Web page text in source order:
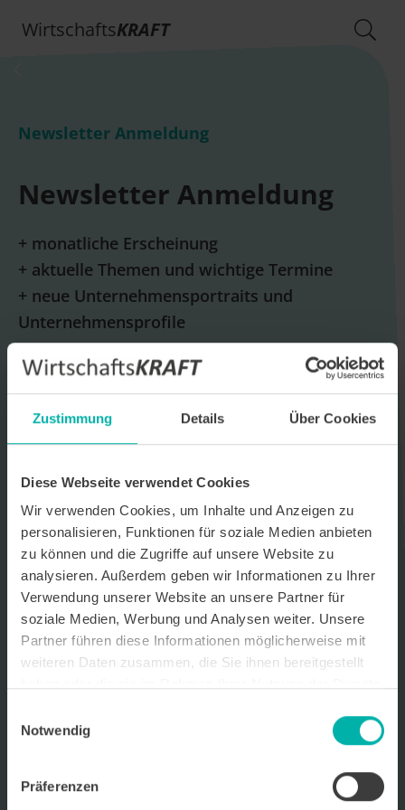
Zustimmung Details Über Cookies
Diese Webseite verwendet Cookies
Wir verwenden Cookies, um Inhalte und Anzeigen zu
personalisieren, Funktionen für soziale Medien anbieten
zu können und die Zugriffe auf unsere Website zu
analysieren. Außerdem geben wir Informationen zu Ihrer
Verwendung unserer Website an unsere Partner für
soziale Medien, Werbung und Analysen weiter. Unsere
Partner führen diese Informationen möglicherweise mit
weiteren Daten zusammen, die Sie ihnen bereitgestellt
Notwendig
Präferenzen
WirtschaftsKRAFT
Newsletter Anmeldung
Newsletter Anmeldung
+ monatliche Erscheinung
+ aktuelle Themen und wichtige Termine
+ neue Unternehmensportraits und
Unternehmensprofile
E-Mail *
WirtschaftsKRAFT der INFO - Das Magazin Pforzheim GmbH
erhalte. Um die Inhalte des Newsletters besser auf meine
persönlichen Interessen auszurichten, stimme ich außerdem zu,
hierfür mein personenbezogenes Nutzungsverhalten des
Newsletters zu erfassen und auszuwerten. Der Newsletter enthält
begleitende Werbeinformationen zu Produkten und
Dienstleistungen lokal ansässiger Werbekunden. Ich kann meine
Einwilligung jederzeit kostenfrei für die Zukunft durch den in jedem
Newsletter enthaltenen Abmeldelink oder per E-Mail an info@info-
pforzheim.de widerrufen. Meine E-Mail-Adresse wird ausschließlich
zur Zustellung des Newsletters genutzt. Detaillierte Informationen
zum Umgang mit Ihren Daten und der von uns eingesetzten
Newsletter-Software Cleverreach finden Sie in unserer
Datenschutzerklärung.